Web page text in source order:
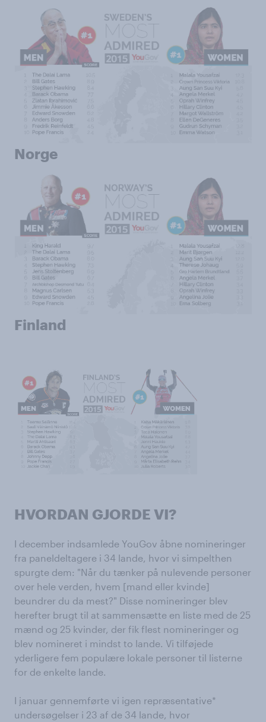
Norge
Finland
HVORDAN GJORDE VI?
I december indsamlede YouGov åbne nomineringer
fra paneldeltagere i 34 lande, hvor vi simpelthen
spurgte dem: "Når du tænker på nulevende personer
over hele verden, hvem [mand eller kvinde]
beundrer du da mest?" Disse nomineringer blev
herefter brugt til at sammensætte en liste med de 25
mænd og 25 kvinder, der fik flest nomineringer og
blev nomineret i mindst to lande. Vi tilføjede
yderligere fem populære lokale personer til listerne
for de enkelte lande.
I januar gennemførte vi igen repræsentative*
undersøgelser i 23 af de 34 lande, hvor